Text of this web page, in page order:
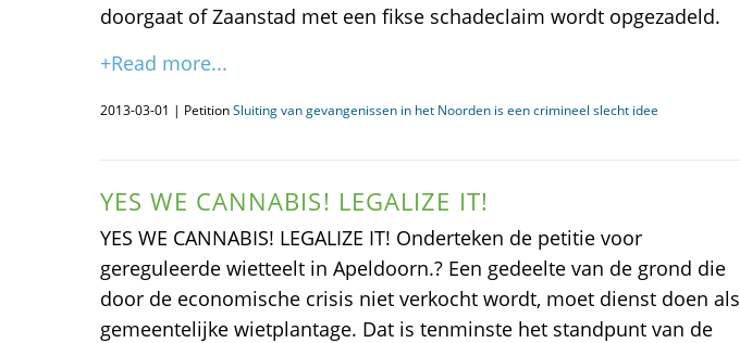
doorgaat of Zaanstad met een fikse schadeclaim wordt opgezadeld.
+Read more...
2013-03-01 | PetitionSluiting van gevangenissen in het Noorden is een crimineel slecht idee
YES WE CANNABIS! LEGALIZE IT!
YES WE CANNABIS! LEGALIZE IT! Onderteken de petitie voor
gereguleerde wietteelt in Apeldoorn.? Een gedeelte van de grond die
door de economische crisis niet verkocht wordt, moet dienst doen als
gemeentelijke wietplantage. Dat is tenminste het standpunt van de